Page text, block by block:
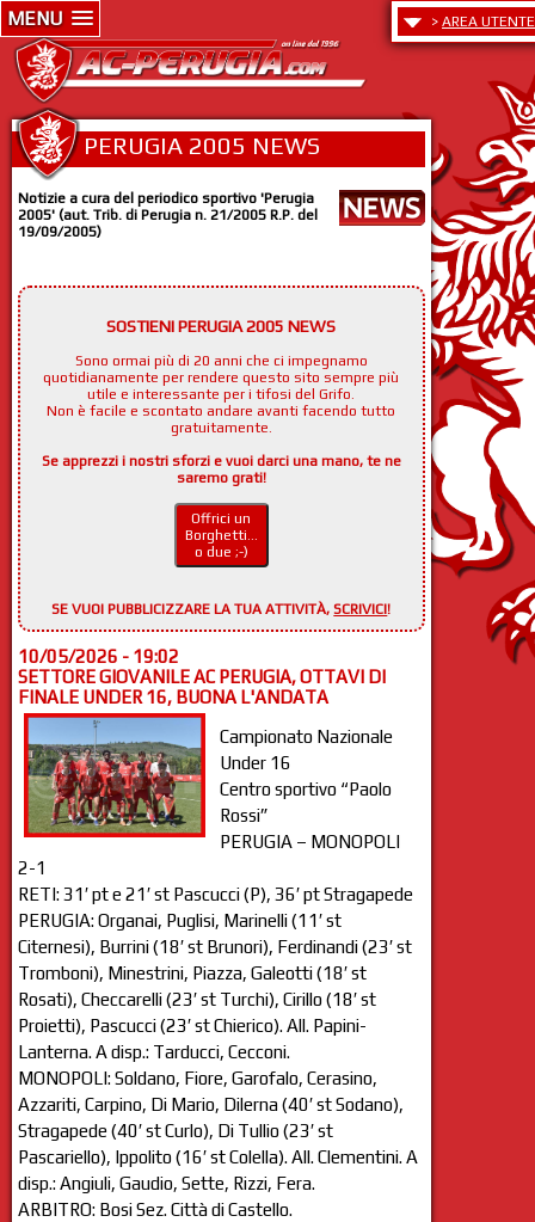
MENU > AREA UTENTE
PERUGIA 2005 NEWS
Notizie a cura del periodico sportivo 'Perugia
2005' (aut. Trib. di Perugia n. 21/2005 R.P. del
19/09/2005)
SOSTIENI PERUGIA 2005 NEWS
Sono ormai più di 20 anni che ci impegnamo
quotidianamente per rendere questo sito sempre più
utile e interessante per i tifosi del Grifo.
Non è facile e scontato andare avanti facendo tutto
gratuitamente.
Se apprezzi i nostri sforzi e vuoi darci una mano, te ne
saremo grati!
Offrici un
Borghetti...
o due ;-)
SE VUOI PUBBLICIZZARE LA TUA ATTIVITÀ,SCRIVICI!
10/05/2026 - 19:02
SETTORE GIOVANILE AC PERUGIA, OTTAVI DI
FINALE UNDER 16, BUONA L'ANDATA
Campionato Nazionale
Under 16
Centro sportivo “Paolo
Rossi”
PERUGIA – MONOPOLI
2-1
RETI: 31′ pt e 21′ st Pascucci (P), 36′ pt Stragapede
PERUGIA: Organai, Puglisi, Marinelli (11′ st
Citernesi), Burrini (18′ st Brunori), Ferdinandi (23′ st
Tromboni), Minestrini, Piazza, Galeotti (18′ st
Rosati), Checcarelli (23′ st Turchi), Cirillo (18′ st
Proietti), Pascucci (23′ st Chierico). All. Papini-
Lanterna. A disp.: Tarducci, Cecconi.
MONOPOLI: Soldano, Fiore, Garofalo, Cerasino,
Azzariti, Carpino, Di Mario, Dilerna (40′ st Sodano),
Stragapede (40′ st Curlo), Di Tullio (23′ st
Pascariello), Ippolito (16′ st Colella). All. Clementini. A
disp.: Angiuli, Gaudio, Sette, Rizzi, Fera.
ARBITRO: Bosi Sez. Città di Castello.